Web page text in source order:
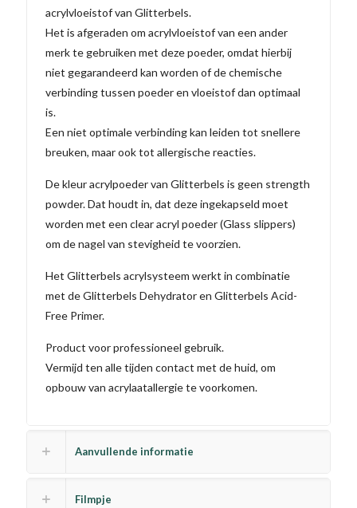
acrylvloeistof van Glitterbels.
Het is afgeraden om acrylvloeistof van een ander
merk te gebruiken met deze poeder, omdat hierbij
niet gegarandeerd kan worden of de chemische
verbinding tussen poeder en vloeistof dan optimaal
is.
Een niet optimale verbinding kan leiden tot snellere
breuken, maar ook tot allergische reacties.
De kleur acrylpoeder van Glitterbels is geen strength
powder. Dat houdt in, dat deze ingekapseld moet
worden met een clear acryl poeder (Glass slippers)
om de nagel van stevigheid te voorzien.
Het Glitterbels acrylsysteem werkt in combinatie
met de Glitterbels Dehydrator en Glitterbels Acid-
Free Primer.
Product voor professioneel gebruik.
Vermijd ten alle tijden contact met de huid, om
opbouw van acrylaatallergie te voorkomen.
Aanvullende informatie
Filmpje